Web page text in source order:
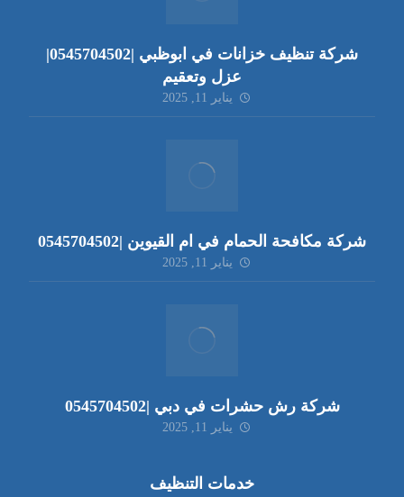
شركة تنظيف خزانات في ابوظبي |0545704502|
عزل وتعقيم
يناير 11, 2025
شركة مكافحة الحمام في ام القيوين |0545704502
يناير 11, 2025
شركة رش حشرات في دبي |0545704502
يناير 11, 2025
خدمات التنظيف